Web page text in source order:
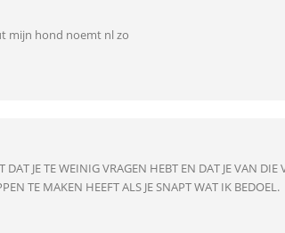
mijn hond noemt nl zo
JE TE WEINIG VRAGEN HEBT EN DAT JE VAN DIE
TE MAKEN HEEFT ALS JE SNAPT WAT IK BEDOEL.